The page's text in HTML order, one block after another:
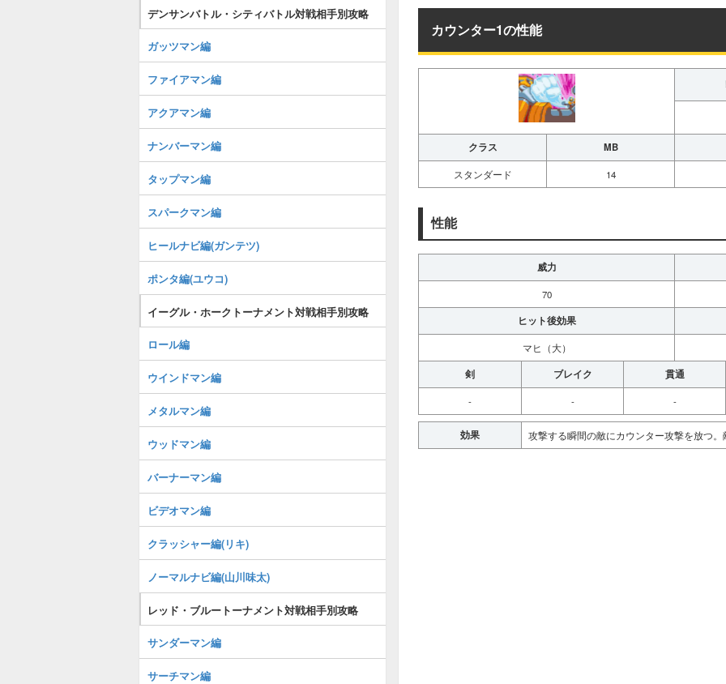
カウンター1の性能
クラス MB
スタンダード 14
性能
威力
70
ヒット後効果
マヒ（大）
剣 ブレイク 貫通
- - -
効果 攻撃する瞬間の敵にカウンター攻撃を放つ
デンサンバトル・シティバトル対戦相手別攻略
ガッツマン編
ファイアマン編
アクアマン編
ナンバーマン編
タップマン編
スパークマン編
ヒールナビ編(ガンテツ)
ポンタ編(ユウコ)
イーグル・ホークトーナメント対戦相手別攻略
ロール編
ウインドマン編
メタルマン編
ウッドマン編
バーナーマン編
ビデオマン編
クラッシャー編(リキ)
ノーマルナビ編(山川味太)
レッド・ブルートーナメント対戦相手別攻略
サンダーマン編
サーチマン編